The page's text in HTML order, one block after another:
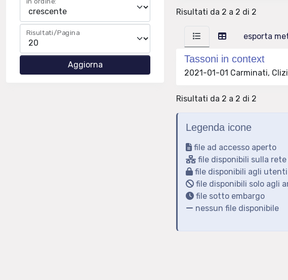
Risultati/Pagina
Risultati da 2 a 2 di 2
esporta
Tassoni in context
2021-01-01 Carminati,
Risultati da 2 a 2 di 2
Legenda icone
file ad accesso aperto
file disponibili sulla
file disponibili agli
file disponibili solo agli
file sotto embargo
nessun file disponibile